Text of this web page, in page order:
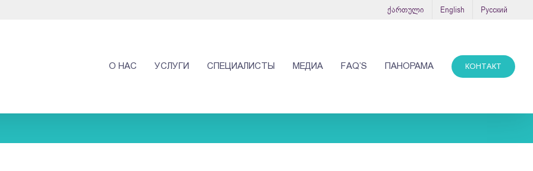
ქართული English Русский
О НАС УСЛУГИ СПЕЦИАЛИСТЫ МЕДИА FAQ’S ПАНОРАМА КОНТАКТ